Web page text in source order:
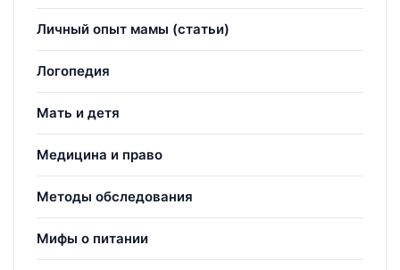
Личный опыт мамы (статьи)
Логопедия
Мать и детя
Медицина и право
Методы обследования
Мифы о питании